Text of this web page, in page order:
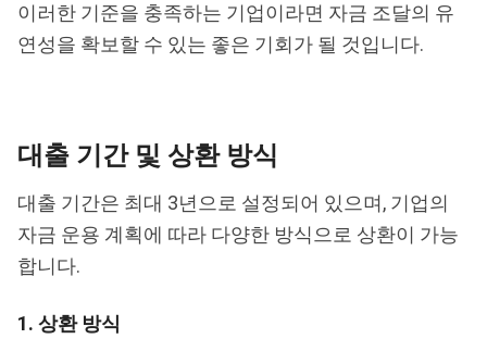
이러한 기준을 충족하는 기업이라면 자금 조달의 유
연성을 확보할 수 있는 좋은 기회가 될 것입니다.
대출 기간 및 상환 방식
대출 기간은 최대 3년으로 설정되어 있으며, 기업의
자금 운용 계획에 따라 다양한 방식으로 상환이 가능
합니다.
1. 상환 방식